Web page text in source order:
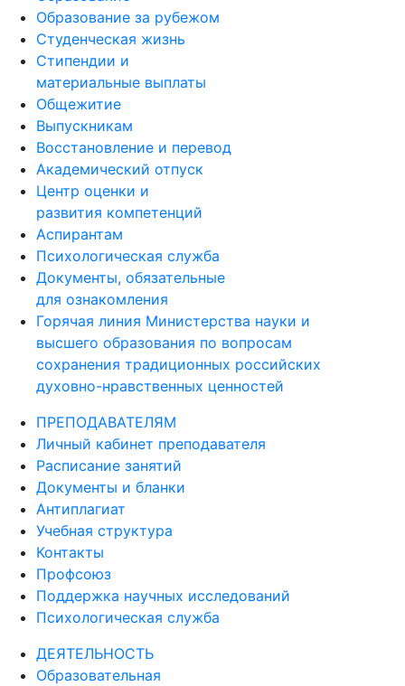
Образование за рубежом
Студенческая жизнь
Стипендии и
материальные выплаты
Общежитие
Выпускникам
Восстановление и перевод
Академический отпуск
Центр оценки и
развития компетенций
Аспирантам
Психологическая служба
Документы, обязательные
для ознакомления
Горячая линия Министерства науки и
высшего образования по вопросам
сохранения традиционных российских
духовно-нравственных ценностей
ПРЕПОДАВАТЕЛЯМ
Личный кабинет преподавателя
Расписание занятий
Документы и бланки
Антиплагиат
Учебная структура
Контакты
Профсоюз
Поддержка научных исследований
Психологическая служба
ДЕЯТЕЛЬНОСТЬ
Образовательная